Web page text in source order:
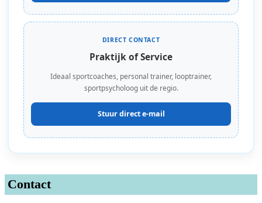
DIRECT CONTACT
Praktijk of Service
Ideaal sportcoaches, personal trainer, looptrainer,
sportpsycholoog uit de regio.
Stuur direct e-mail
Contact